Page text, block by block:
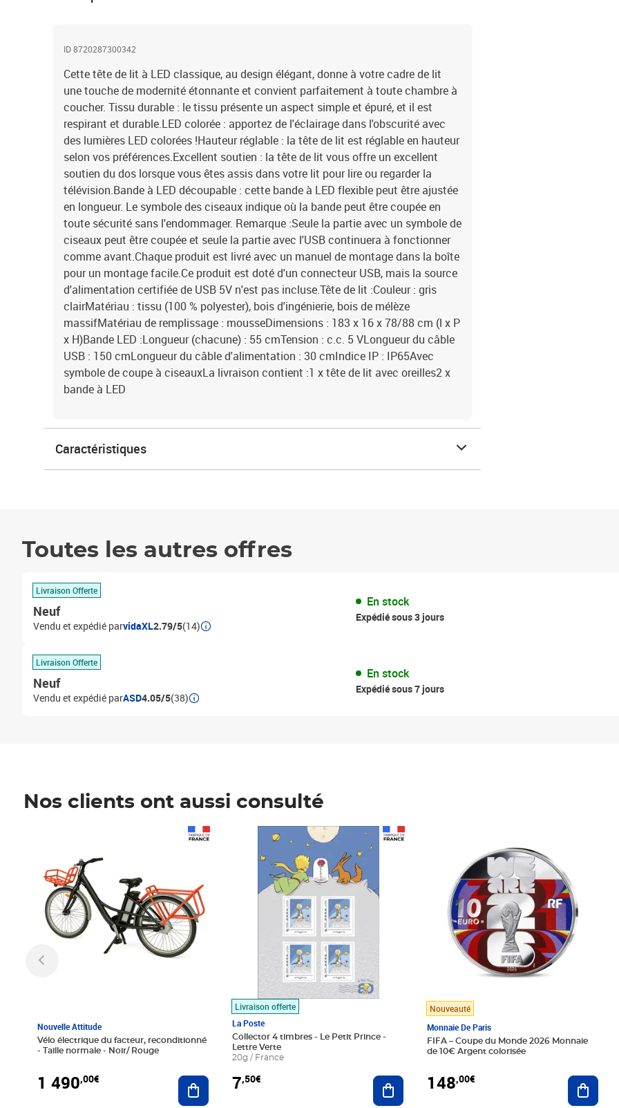
ID 8720287300342
Cette tête de lit à LED classique, au design élégant, donne à votre cadre de lit
une touche de modernité étonnante et convient parfaitement à toute chambre à
coucher. Tissu durable : le tissu présente un aspect simple et épuré, et il est
respirant et durable.LED colorée : apportez de l'éclairage dans l'obscurité avec
des lumières LED colorées !Hauteur réglable : la tête de lit est réglable en hauteur
selon vos préférences.Excellent soutien : la tête de lit vous offre un excellent
soutien du dos lorsque vous êtes assis dans votre lit pour lire ou regarder la
télévision.Bande à LED découpable : cette bande à LED flexible peut être ajustée
en longueur. Le symbole des ciseaux indique où la bande peut être coupée en
toute sécurité sans l'endommager. Remarque :Seule la partie avec un symbole de
ciseaux peut être coupée et seule la partie avec l'USB continuera à fonctionner
comme avant.Chaque produit est livré avec un manuel de montage dans la boîte
pour un montage facile.Ce produit est doté d'un connecteur USB, mais la source
d'alimentation certifiée de USB 5V n'est pas incluse.Tête de lit :Couleur : gris
clairMatériau : tissu (100 % polyester), bois d'ingénierie, bois de mélèze
massifMatériau de remplissage : mousseDimensions : 183 x 16 x 78/88 cm (l x P
x H)Bande LED :Longueur (chacune) : 55 cmTension : c.c. 5 VLongueur du câble
USB : 150 cmLongueur du câble d'alimentation : 30 cmIndice IP : IP65Avec
symbole de coupe à ciseauxLa livraison contient :1 x tête de lit avec oreilles2 x
bande à LED
Caractéristiques
Toutes les autres offres
Livraison Offerte
Neuf
Vendu et expédié parvidaXL2.79/5(14)
En stock
Expédié sous 3 jours
Livraison Offerte
Neuf
Vendu et expédié parASD4.05/5(38)
En stock
Expédié sous 7 jours
Nos clients ont aussi consulté
Nouvelle Attitude
Vélo électrique du facteur, reconditionné
- Taille normale - Noir/ Rouge
1 490,00€ Ajouter au panier
Livraison offerte
La Poste
Collector 4 timbres - Le Petit Prince -
Lettre Verte
20g / France
7,50€
Prix 7,50€
Ajouter au panier
Nouveauté
Monnaie De Paris
FIFA – Coupe du Monde 2026 Monnaie
de 10€ Argent colorisée
148,00€